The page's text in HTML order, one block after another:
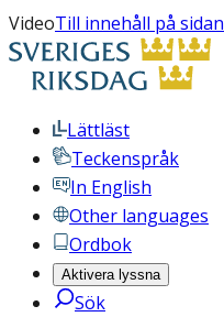
VideoTill innehåll på sidan
Lättläst
Teckenspråk
In English
Other languages
Ordbok
Aktivera lyssna
Sök